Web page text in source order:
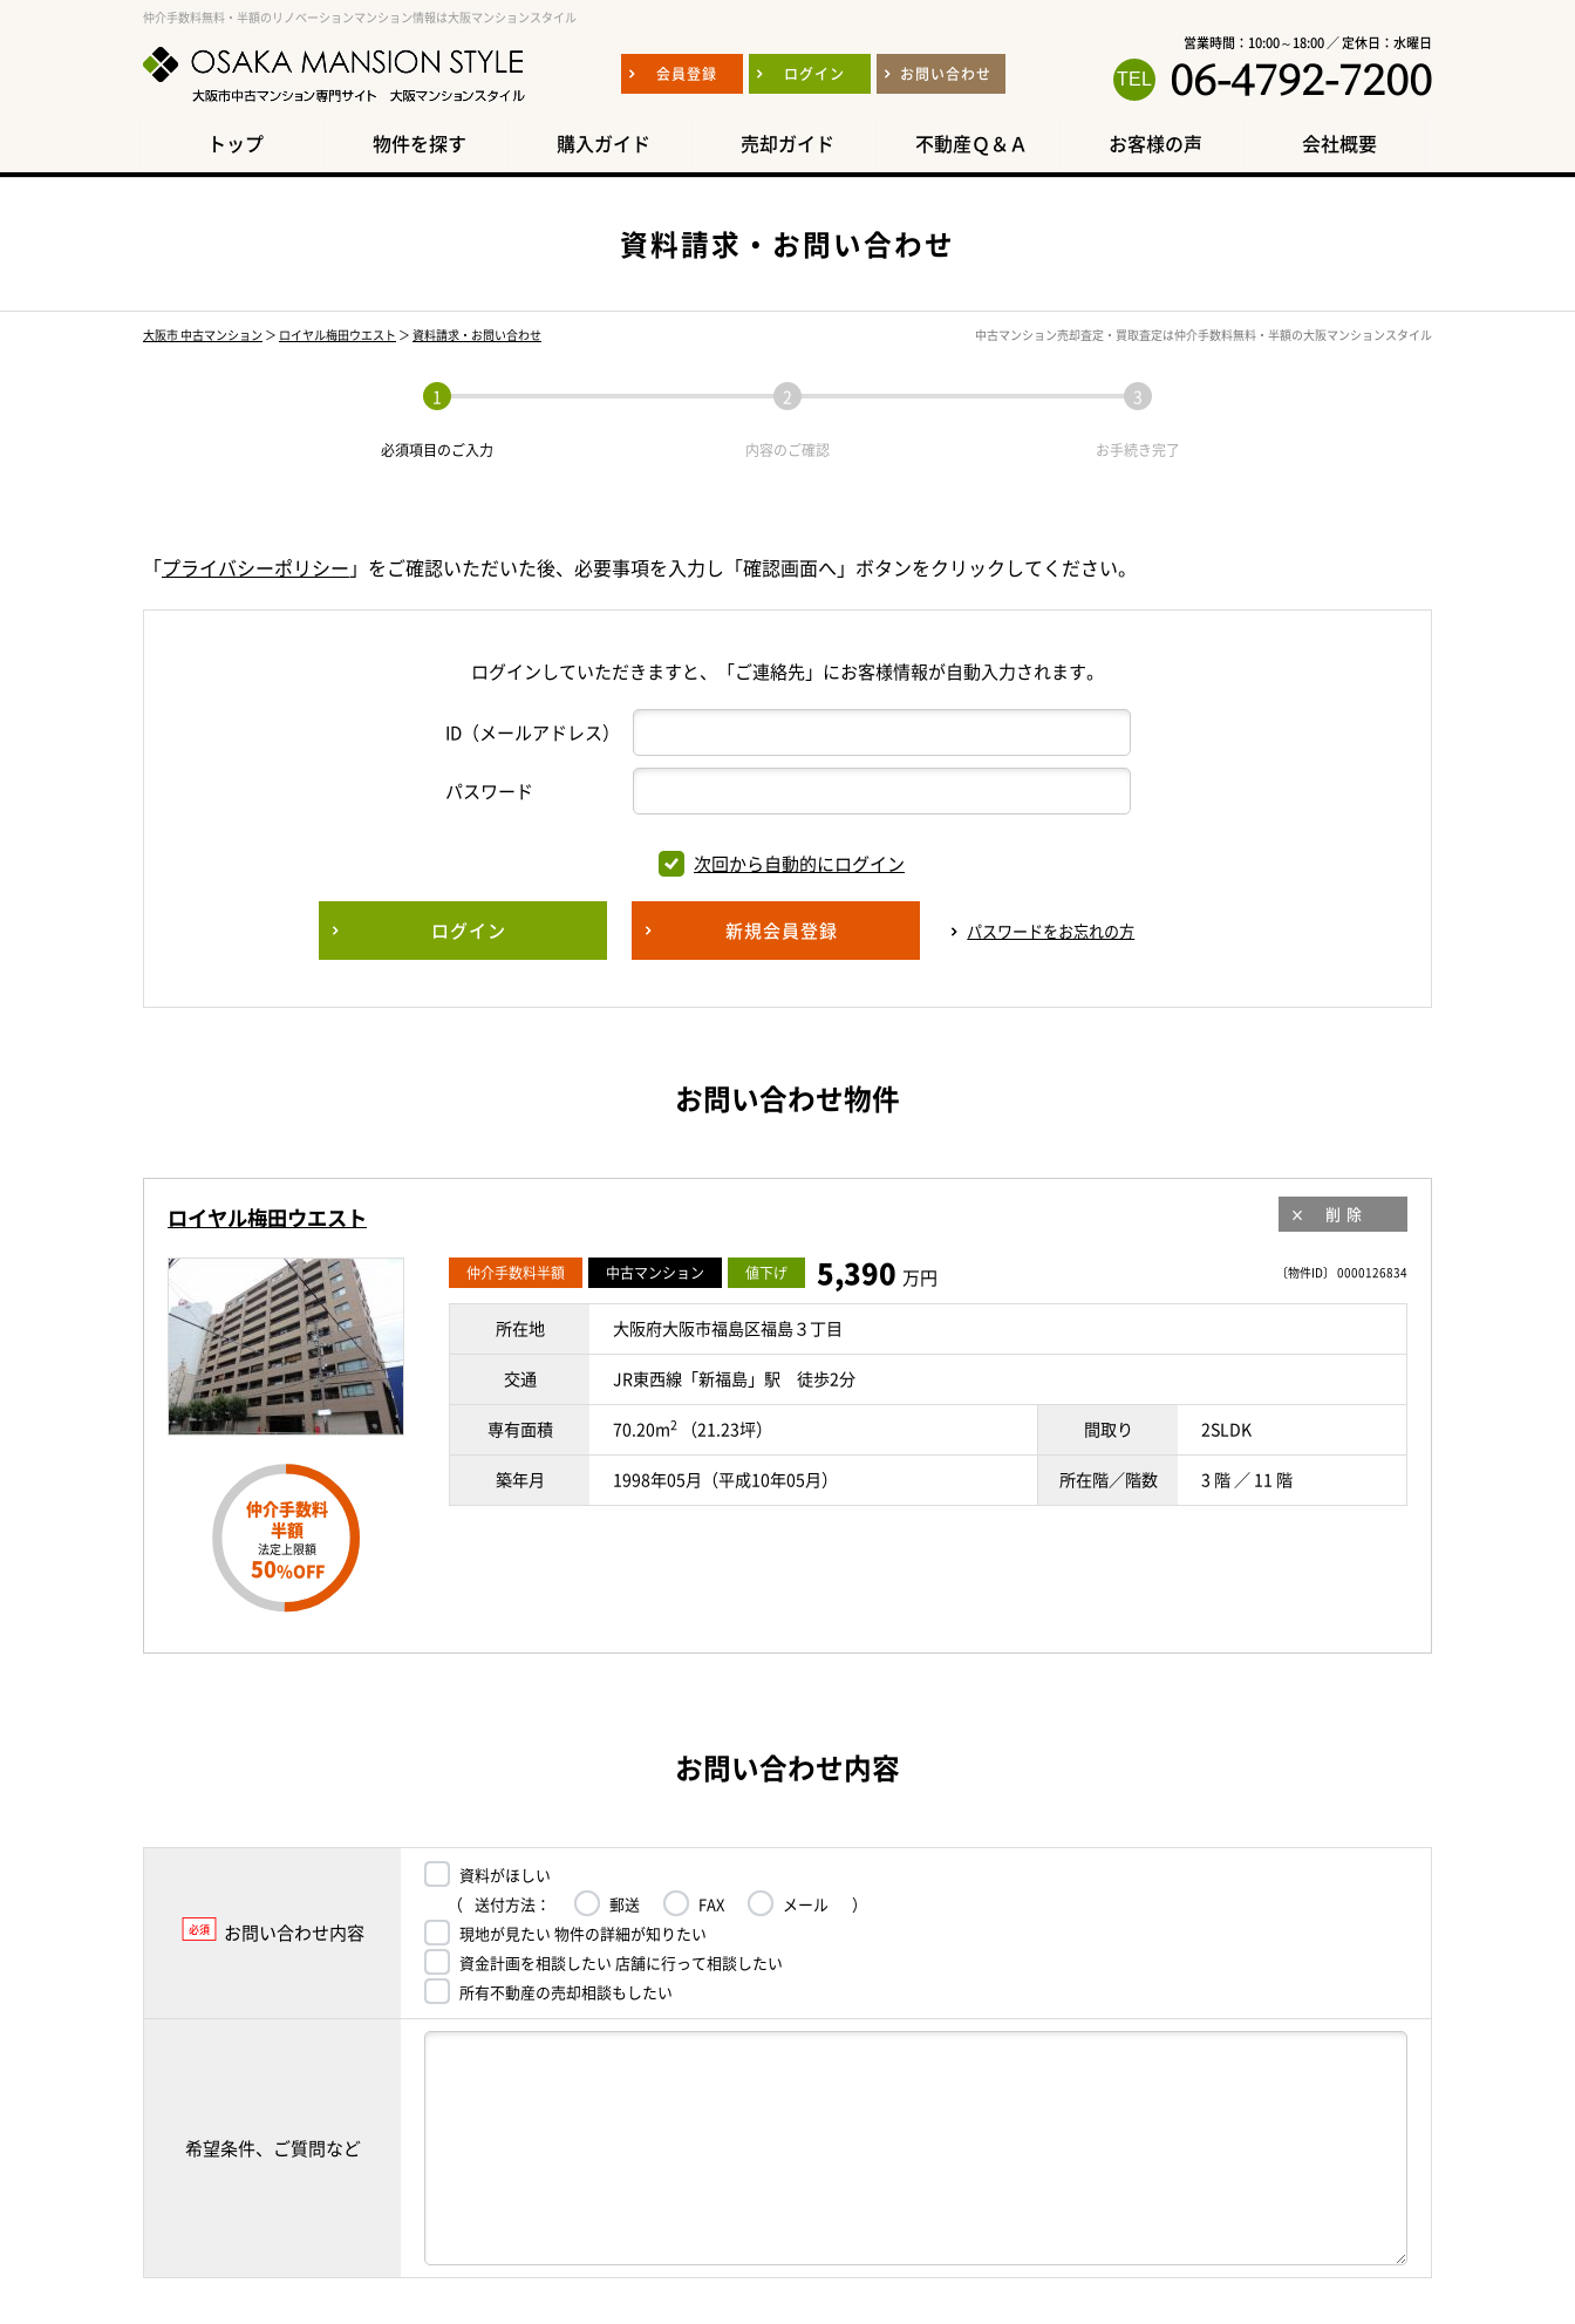
仲介手数料無料・半額のリノベーションマンション情報は大阪マンションスタイル
会員登録 ログイン お問い合わせ
営業時間：10:00～18:00 ／ 定休日：水曜日
06-4792-7200
トップ 物件を探す 購入ガイド 売却ガイド 不動産Ｑ＆Ａ お客様の声 会社概要
資料請求・お問い合わせ
大阪市 中古マンション ＞ ロイヤル梅田ウエスト ＞ 資料請求・お問い合わせ 中古マンション売却査定・買取査定は仲介手数料無料・半額の大阪マンションスタイル
必須項目のご入力 内容のご確認 お手続き完了
「プライバシーポリシー 」をご確認いただいた後、必要事項を入力し「確認画面へ」ボタンをクリックしてください。
ログインしていただきますと、「ご連絡先」にお客様情報が自動入力されます。
ID（メールアドレス）
パスワード
次回から自動的にログイン
ログイン 新規会員登録 パスワードをお忘れの方
お問い合わせ物件
ロイヤル梅田ウエスト 削除
仲介手数料
半額
法定上限額
50%OFF
〔物件ID〕 0000126834
仲介手数料半額 中古マンション 値下げ 5,390 万円
所在地 大阪府大阪市福島区福島３丁目
交通 JR東西線「新福島」駅 徒歩2分
専有面積 70.20m2 （21.23坪） 間取り 2SLDK
築年月 1998年05月（平成10年05月） 所在階／階数 3 階 ／ 11 階
お問い合わせ内容
必須 お問い合わせ内容
資料がほしい
（ 送付方法： 郵送 FAX メール
）
現地が見たい 物件の詳細が知りたい
資金計画を相談したい 店舗に行って相談したい
所有不動産の売却相談もしたい
希望条件、ご質問など